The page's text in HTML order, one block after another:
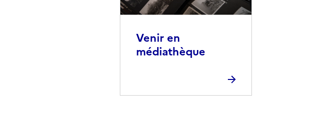
Venir en
médiathèque